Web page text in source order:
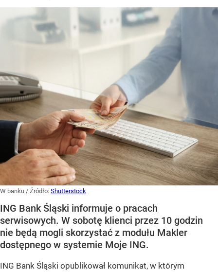
W banku / Źródło: Shutterstock
ING Bank Śląski informuje o pracach
serwisowych. W sobotę klienci przez 10 godzin
nie będą mogli skorzystać z modułu Makler
dostępnego w systemie Moje ING.
ING Bank Śląski opublikował komunikat, w którym